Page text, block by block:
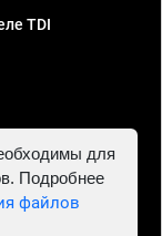
TDI
для
Подробнее
файлов